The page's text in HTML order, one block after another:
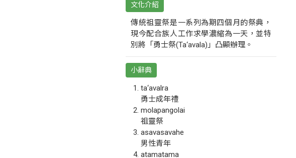
文化介紹
傳統祖靈祭是一系列為期四個月的祭典，
現今配合族人工作求學濃縮為一天，並特
別將「勇士祭(Ta‘avala)」凸顯辦理。
小辭典
ta‘avalra
勇士成年禮
molapangolai
祖靈祭
asavasavahe
男性青年
atamatama